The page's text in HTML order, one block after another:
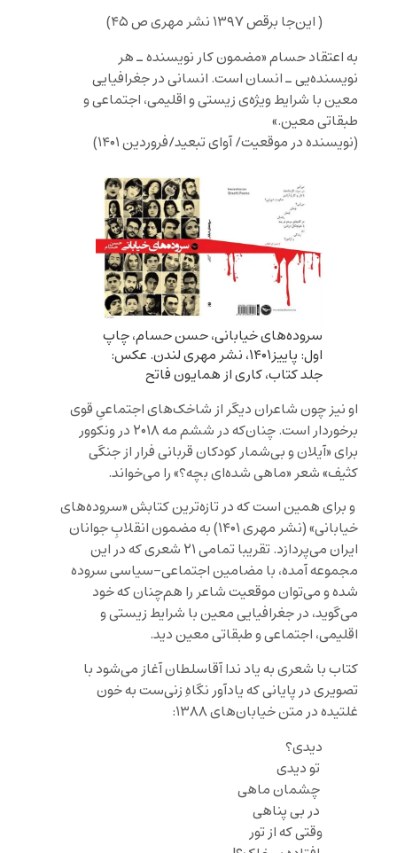
( این‌جا برقص ۱۳۹۷ نشر مهری ص ۴۵)
به اعتقاد حسام «مضمون کار نویسنده ـ هر
نویسنده‌یی ـ انسان است. انسانی در جغرافیایی
معین با شرایط ویژه‌ی زیستی و اقلیمی، اجتماعی و
طبقاتی معین.»
(نویسنده در موقعیت/ آوای تبعید/فروردین ۱۴۰۱)
‬اول‭:‬ پاییز‭ ‬،۱۴۰۱نشر‭ ‬مهری لندن. عکس:
جلد کتاب، کاری از همایون فاتح
او نیز چون شاعران دیگر از شاخک‌های اجتماعیِ قوی
برخوردار است. چنان‌که در ششم مه ۲۰۱۸ در ونکوور
برای «آیلان و بی‌شمار کودکان قربانی فرار از جنگی
کثیف» شعر «ماهی شده‌ای بچه؟» را می‌خواند.
و برای همین است که در تازه‌ترین کتابش «سروده‌های
خیابانی» (نشر مهری ۱۴۰۱) به مضمون انقلابِ جوانان
ایران می‌پردازد. تقریبا تمامی ۲۱ شعری که در این
مجموعه آمده، با مضامین اجتماعی-سیاسی سروده
شده و می‌توان موقعیت شاعر را هم‌چنان که خود
می‌گوید، در جغرافیایی معین با شرایط زیستی و
اقلیمی، اجتماعی و طبقاتی معین دید.
کتاب با شعری به یاد ندا آقاسلطان آغاز می‌شود با
تصویری در پایانی‌ که یادآور نگاهِ زنی‌ست به خون
غلتیده در متن خیابان‌های ۱۳۸۸:
دیدی؟
تو دیدی
چشمان ماهی
در بی پناهی
وقتی که از تور